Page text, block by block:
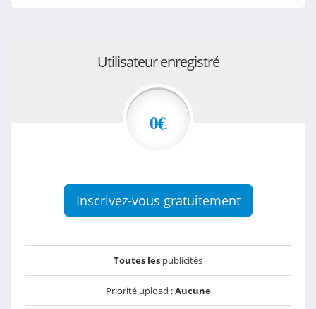
Utilisateur enregistré
0€
Inscrivez-vous gratuitement
Toutes les publicités
Priorité upload :Aucune